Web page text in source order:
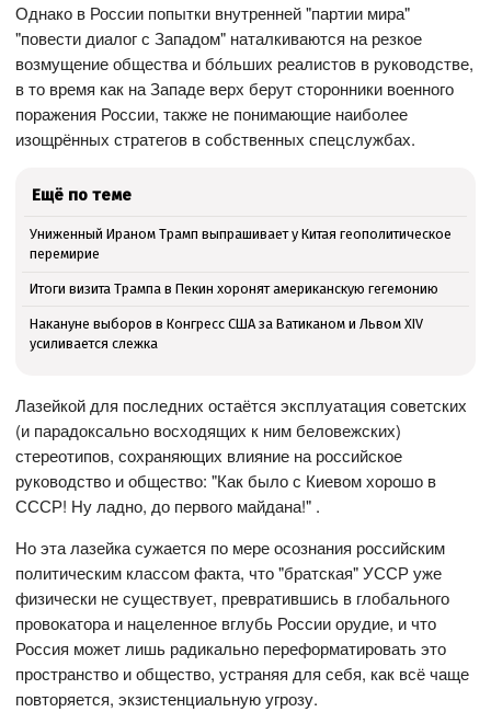
Однако в России попытки внутренней "партии мира"
"повести диалог с Западом" наталкиваются на резкое
возмущение общества и бó‎льших реалистов в руководстве,
в то время как на Западе верх берут сторонники военного
поражения России, также не понимающие наиболее
изощрённых стратегов в собственных спецслужбах.
Ещё по теме
Униженный Ираном Трамп выпрашивает у Китая геополитическое
перемирие
Итоги визита Трампа в Пекин хоронят американскую гегемонию
Накануне выборов в Конгресс США за Ватиканом и Львом XIV
усиливается слежка
Лазейкой для последних остаётся эксплуатация советских
(и парадоксально восходящих к ним беловежских)
стереотипов, сохраняющих влияние на российское
руководство и общество: "Как было с Киевом хорошо в
СССР! Ну ладно, до первого майдана!" .
Но эта лазейка сужается по мере осознания российским
политическим классом факта, что "братская" УССР уже
физически не существует, превратившись в глобального
провокатора и нацеленное вглубь России орудие, и что
Россия может лишь радикально переформатировать это
пространство и общество, устраняя для себя, как всё чаще
повторяется, экзистенциальную угрозу.